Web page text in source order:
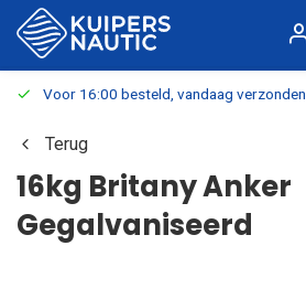
Voor 16:00 besteld, vandaag verzonden
Terug
16kg Britany Anker
Gegalvaniseerd